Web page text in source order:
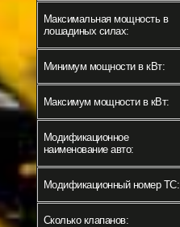
Максимальная мощность в
лошадиных силах:
Минимум мощности в кВт:
Максимум мощности в кВт:
Модификационное
наименование авто:
Модификационный номер ТС:
Сколько клапанов: